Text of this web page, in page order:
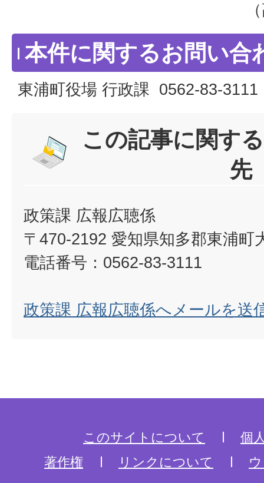
本件に関するお問い合
東浦町役場 行政課 0562-83-3111
この記事に関す
先
政策課 広報広聴係
〒470-2192 愛知県知多郡東浦町
電話番号：0562-83-3111
政策課 広報広聴係へメールを送
このサイトについて
個
著作権
リンクについて